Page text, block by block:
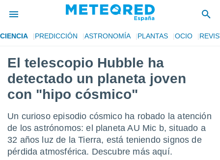
de
por
la
calidad.
a este
las
CIENCIA PREDICCIÓN ASTRONOMÍA PLANTAS OCIO
El telescopio Hubble ha
detectado un planeta joven
con "hipo cósmico"
Un curioso episodio cósmico ha robado la atención
de los astrónomos: el planeta AU Mic b, situado a
32 años luz de la Tierra, está teniendo signos de
pérdida atmosférica. Descubre más aquí.